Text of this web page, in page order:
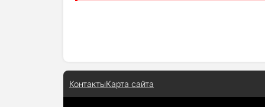
КонтактыКарта сайта